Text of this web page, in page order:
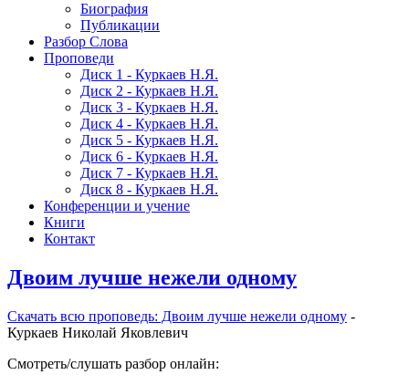
Биография
Публикации
Разбор Слова
Проповеди
Диск 1 - Куркаев Н.Я.
Диск 2 - Куркаев Н.Я.
Диск 3 - Куркаев Н.Я.
Диск 4 - Куркаев Н.Я.
Диск 5 - Куркаев Н.Я.
Диск 6 - Куркаев Н.Я.
Диск 7 - Куркаев Н.Я.
Диск 8 - Куркаев Н.Я.
Конференции и учение
Книги
Контакт
Двоим лучше нежели одному
Скачать вcю проповедь: Двоим лучше нежели одному -
Куркаев Николай Яковлевич
Смотреть/слушать разбор онлайн: